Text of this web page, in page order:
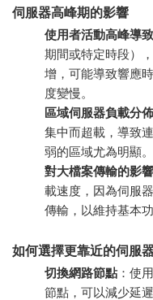
伺服器高峰期的影響
使用者活動高峰導
期間或特定時段）
增，可能導致響應
度變慢。
區域伺服器負載分
集中而超載，導致
弱的區域尤為明顯。
對大檔案傳輸的影響
載速度，因為伺服
傳輸，以維持基本
如何選擇更靠近的伺服
切換網路節點 ：使用
節點，可以減少延